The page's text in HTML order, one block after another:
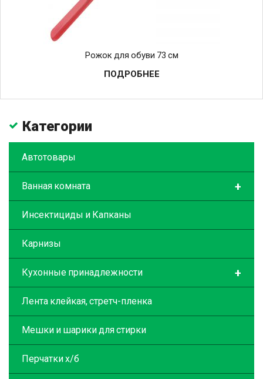
Рожок для обуви 73 см
ПОДРОБНЕЕ
Категории
Автотовары
+
Ванная комната
Инсектициды и Капканы
Карнизы
+
Кухонные принадлежности
Лента клейкая, стретч-пленка
Мешки и шарики для стирки
Перчатки х/б